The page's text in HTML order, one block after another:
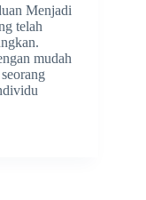
Menjadi
telah
mudah